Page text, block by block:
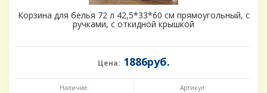
Корзина для белья 72 л 42,5*33*60 см прямоугольный, с
ручками, с откидной крышкой
Цена: 1886руб.
Наличие: Артикул: